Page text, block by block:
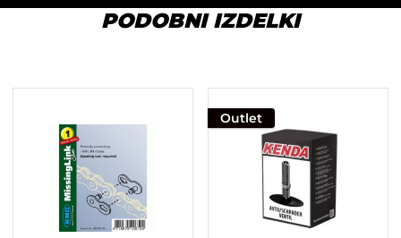
PODOBNI IZDELKI
Outlet